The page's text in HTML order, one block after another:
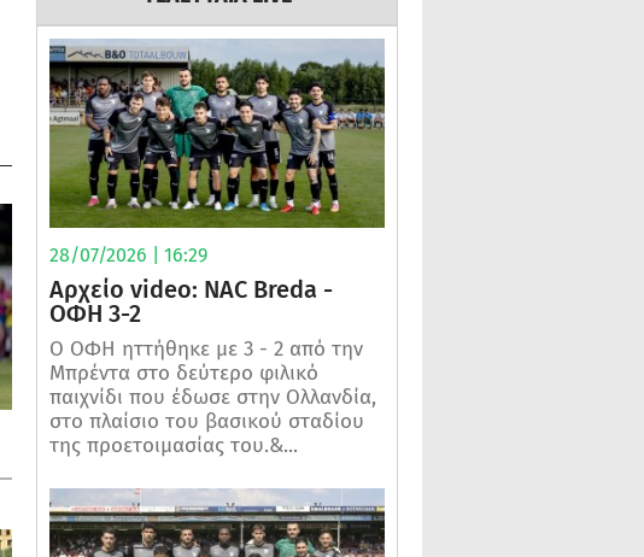
28/07/2026 | 16:29
Αρχείο video: NAC Breda -
ΟΦΗ 3-2
Ο ΟΦΗ ηττήθηκε με 3 - 2 από την
Μπρέντα στο δεύτερο φιλικό
παιχνίδι που έδωσε στην Ολλανδία,
στο πλαίσιο του βασικού σταδίου
της προετοιμασίας του.&...